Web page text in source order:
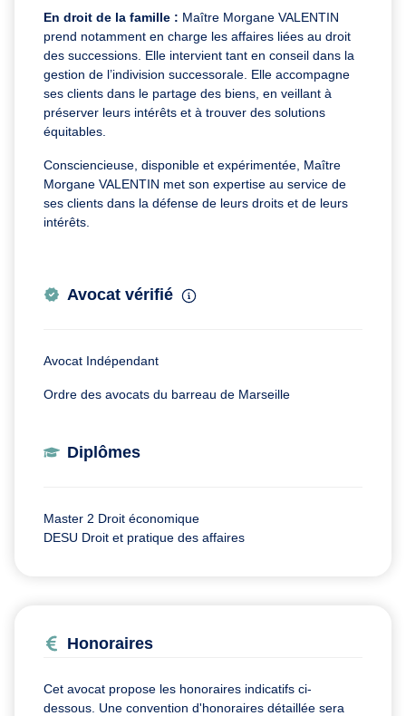
En droit de la famille : Maître Morgane VALENTIN
prend notamment en charge les affaires liées au droit
des successions. Elle intervient tant en conseil dans la
gestion de l’indivision successorale. Elle accompagne
ses clients dans le partage des biens, en veillant à
préserver leurs intérêts et à trouver des solutions
équitables.
Consciencieuse, disponible et expérimentée, Maître
Morgane VALENTIN met son expertise au service de
ses clients dans la défense de leurs droits et de leurs
intérêts.
Avocat vérifié
Avocat Indépendant
Ordre des avocats du barreau de Marseille
Diplômes
Master 2 Droit économique
DESU Droit et pratique des affaires
Honoraires
Cet avocat propose les honoraires indicatifs ci-
dessous. Une convention d'honoraires détaillée sera